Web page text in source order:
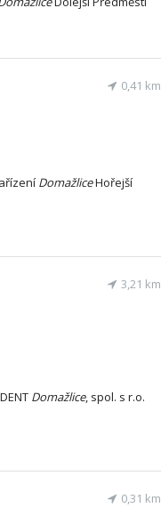
0,41 km
DomažliceHořejší
3,21 km
Domažlice, spol. s r.o.
0,31 km